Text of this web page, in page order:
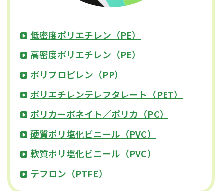
低密度ポリエチレン（PE）
高密度ポリエチレン（PE）
ポリプロピレン（PP）
ポリエチレンテレフタレート（PET）
ポリカーボネイト／ポリカ（PC）
硬質ポリ塩化ビニール（PVC）
軟質ポリ塩化ビニール（PVC）
テフロン（PTFE）